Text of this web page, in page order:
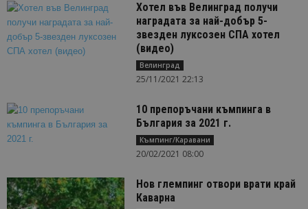
Хотел във Велинград получи
наградата за най-добър 5-
звезден луксозен СПА хотел
(видео)
Велинград
25/11/2021 22:13
10 препоръчани къмпинга в
България за 2021 г.
Къмпинг/Каравани
20/02/2021 08:00
Нов глемпинг отвори врати край
Каварна